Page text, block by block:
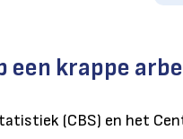
een krappe
(CBS) en het